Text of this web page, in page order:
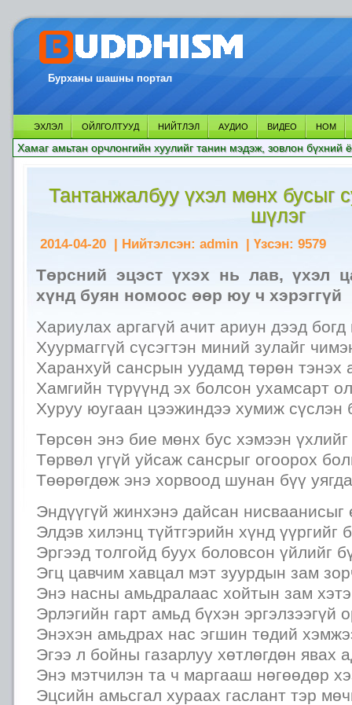
Бурханы шашны портал
ЭХЛЭЛ ОЙЛГОЛТУУД НИЙТЛЭЛ АУДИО ВИДЕО НОМ
Хамаг амьтан орчлонгийн хуулийг танин мэдэж, зовлон бүхний
Тантанжалбуу үхэл мөнх бусыг
шүлэг
2014-04-20 | Нийтэлсэн: admin | Үзсэн: 9579
Төрсний эцэст үхэх нь лав, үхэл
хүнд буян номоос өөр юу ч хэрэггүй
Хариулах аргагүй ачит ариун дээд
Хуурмаггүй сүсэгтэн миний зулайг
Харанхуй сансрын уудамд төрөн тэнэх
Хамгийн түрүүнд эх болсон ухамсарт
Хуруу юугаан цээжиндээ хумиж сүслэн
Төрсөн энэ бие мөнх бус хэмээн
Төрвөл үгүй уйсаж сансрыг огоорох
Төөрөгдөж энэ хорвоод шунан бүү
Эндүүгүй жинхэнэ дайсан нисваанисыг
Элдэв хилэнц түйтгэрийн хүнд үүргийг
Эргээд толгойд буух боловсон үйлийг
Эгц цавчим хавцал мэт зуурдын зам
Энэ насны амьдралаас хойтын зам
Эрлэгийн гарт амьд бүхэн эргэлзээгүй
Энэхэн амьдрах нас эгшин төдий
Эгээ л бойны газарлуу хөтлөгдөн явах
Энэ мэтчилэн та ч маргааш нөгөөдөр
Эцсийн амьсгал хураах гаслант тэр